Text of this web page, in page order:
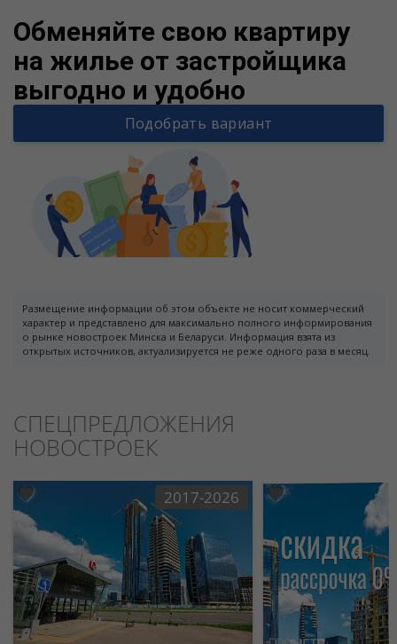
Обменяйте свою квартиру
на жилье от застройщика
выгодно и удобно
Подобрать вариант
Размещение информации об этом объекте не носит коммерческий
характер и представлено для максимально полного информирования
о рынке новостроек Минска и Беларуси. Информация взята из
открытых источников, актуализируется не реже одного раза в месяц.
СПЕЦПРЕДЛОЖЕНИЯ
НОВОСТРОЕК
2017-2026